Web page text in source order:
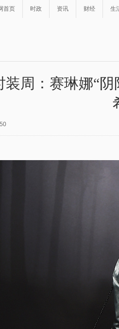
首页 时政 资讯 财经 生
装周：赛琳娜“